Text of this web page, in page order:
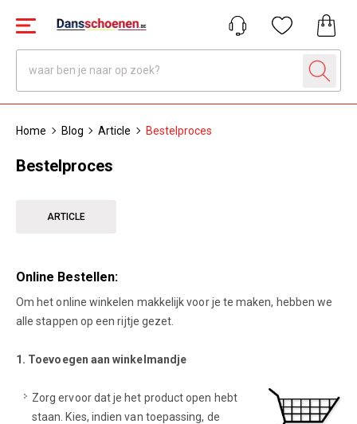
Home Blog Article Bestelproces
Bestelproces
ARTICLE
Online Bestellen:
Om het online winkelen makkelijk voor je te maken, hebben we
alle stappen op een rijtje gezet.
1. Toevoegen aan winkelmandje
Zorg ervoor dat je het product open hebt
staan. Kies, indien van toepassing, de